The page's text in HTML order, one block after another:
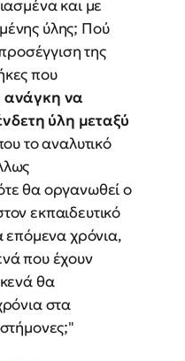
και με
ύλης; Πού
της
που
ανάγκη να
ύλη μεταξύ
το αναλυτικό
θα οργανωθεί ο
εκπαιδευτικό
επόμενα χρόνια,
που έχουν
θα
στα